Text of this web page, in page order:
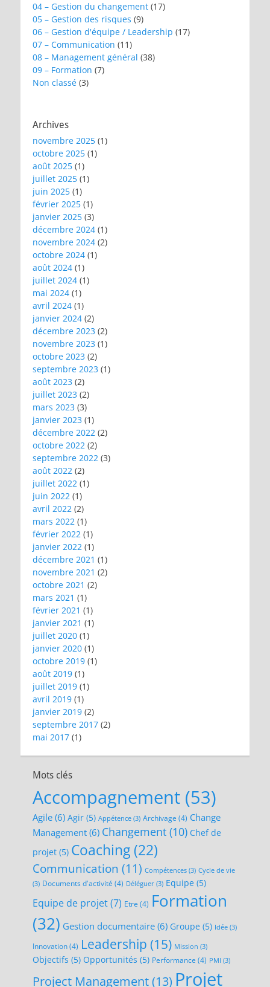
04 – Gestion du changement (17)
05 – Gestion des risques (9)
06 – Gestion d'équipe / Leadership (17)
07 – Communication (11)
08 – Management général (38)
09 – Formation (7)
Non classé (3)
Archives
novembre 2025 (1)
octobre 2025 (1)
août 2025 (1)
juillet 2025 (1)
juin 2025 (1)
février 2025 (1)
janvier 2025 (3)
décembre 2024 (1)
novembre 2024 (2)
octobre 2024 (1)
août 2024 (1)
juillet 2024 (1)
mai 2024 (1)
avril 2024 (1)
janvier 2024 (2)
décembre 2023 (2)
novembre 2023 (1)
octobre 2023 (2)
septembre 2023 (1)
août 2023 (2)
juillet 2023 (2)
mars 2023 (3)
janvier 2023 (1)
décembre 2022 (2)
octobre 2022 (2)
septembre 2022 (3)
août 2022 (2)
juillet 2022 (1)
juin 2022 (1)
avril 2022 (2)
mars 2022 (1)
février 2022 (1)
janvier 2022 (1)
décembre 2021 (1)
novembre 2021 (2)
octobre 2021 (2)
mars 2021 (1)
février 2021 (1)
janvier 2021 (1)
juillet 2020 (1)
janvier 2020 (1)
octobre 2019 (1)
août 2019 (1)
juillet 2019 (1)
avril 2019 (1)
janvier 2019 (2)
septembre 2017 (2)
mai 2017 (1)
Mots clés
Accompagnement (53)
Agile (6) Agir (5) Appétence (3) Archivage (4) Change
Management (6) Changement (10) Chef de
projet (5) Coaching (22)
Communication (11) Compétences (3) Cycle de vie
(3) Documents d'activité (4) Déléguer (3) Equipe (5)
Equipe de projet(7) Etre (4) Formation
(32) Gestion documentaire (6) Groupe (5) Idée (3)
Innovation(4) Leadership (15) Mission (3)
Objectifs (5) Opportunités (5) Performance (4) PMI (3)
Project Management(13) Projet